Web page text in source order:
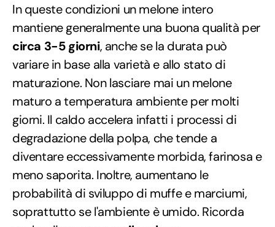
In queste condizioni un melone intero
mantiene generalmente una buona qualità per
circa 3-5 giorni, anche se la durata può
variare in base alla varietà e allo stato di
maturazione. Non lasciare mai un melone
maturo a temperatura ambiente per molti
giorni. Il caldo accelera infatti i processi di
degradazione della polpa, che tende a
diventare eccessivamente morbida, farinosa e
meno saporita. Inoltre, aumentano le
probabilità di sviluppo di muffe e marciumi,
soprattutto se l'ambiente è umido. Ricorda